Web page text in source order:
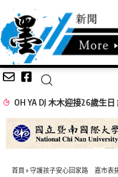
首頁 » 守護孩子安心回家路 嘉市表